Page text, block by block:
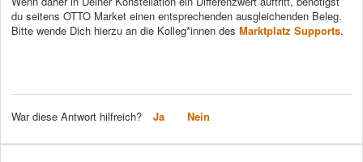
du seitens OTTO Market einen entsprechenden ausgleichenden Beleg.
Bitte wende Dich hierzu an die Kolleg*innen des Marktplatz Supports.
War diese Antwort hilfreich? Ja Nein